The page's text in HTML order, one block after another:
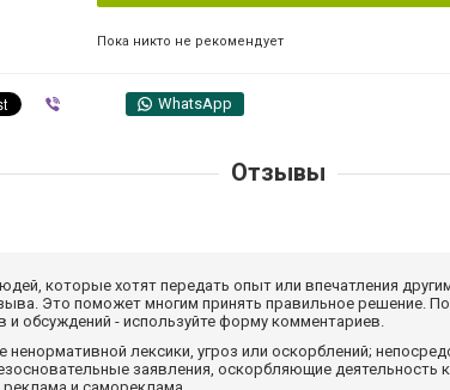
Пока никто не рекомендует
WhatsApp
Отзывы
которые хотят передать опыт или впечатления
Это поможет многим принять правильное решение.
и обсуждений - используйте форму комментариев.
ненормативной лексики, угроз или оскорблений;
заявления, оскорбляющие деятельность